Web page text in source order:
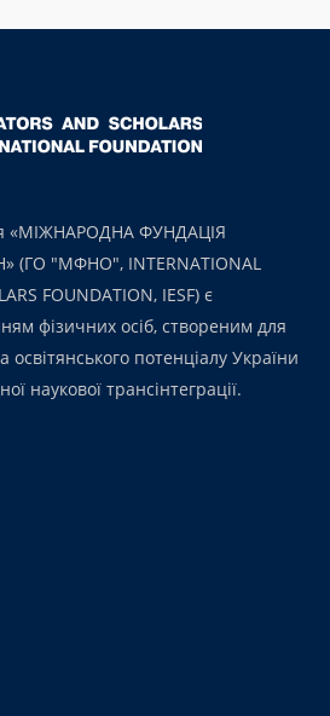
«МІЖНАРОДНА ФУНДАЦІЯ
(ГО "МФНО", INTERNATIONAL
FOUNDATION, IESF) є
фізичних осіб, створеним для
освітянського потенціалу України
наукової трансінтеграції.